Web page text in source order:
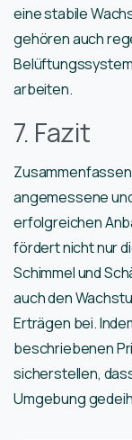
eine stabile
gehören auch
arbeiten.
7. Fazit
angemessene
erfolgreichen
fördert nicht nur
Schimmel und
auch den
Erträgen bei.
beschriebenen
sicherstellen,
Umgebung